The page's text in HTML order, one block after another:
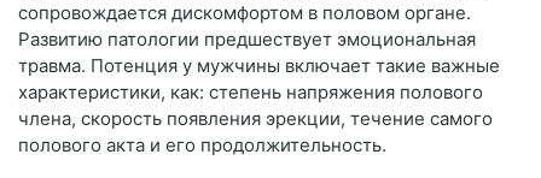
сопровождается дискомфортом в половом органе.
Развитию патологии предшествует эмоциональная
травма. Потенция у мужчины включает такие важные
характеристики, как: степень напряжения полового
члена, скорость появления эрекции, течение самого
полового акта и его продолжительность.